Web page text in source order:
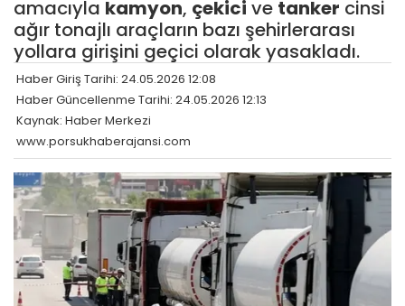
amacıyla kamyon, çekici ve tanker cinsi
ağır tonajlı araçların bazı şehirlerarası
yollara girişini geçici olarak yasakladı.
Haber Giriş Tarihi: 24.05.2026 12:08
Haber Güncellenme Tarihi: 24.05.2026 12:13
Kaynak: Haber Merkezi
www.porsukhaberajansi.com